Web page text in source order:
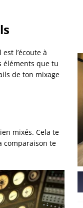
l’écoute à
éléments que tu
de ton mixage
mixés. Cela te
comparaison te